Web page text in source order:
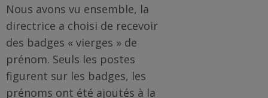
Nous avons vu ensemble, la
directrice a choisi de recevoir
des badges « vierges » de
prénom. Seuls les postes
figurent sur les badges, les
prénoms ont été ajoutés à la
Enfants
Messages
rigolos
Noël